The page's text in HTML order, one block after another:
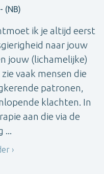
(NB)
ik je altijd eerst
naar jouw
jouw (lichamelijke)
vaak mensen die
patronen,
klachten. In
aan die via de
...